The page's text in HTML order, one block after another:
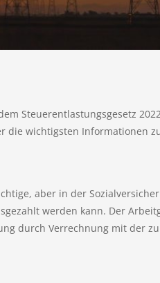
Steuerentlastungsgesetz
die wichtigsten Informationen
aber in der
werden kann. Der
durch Verrechnung mit der